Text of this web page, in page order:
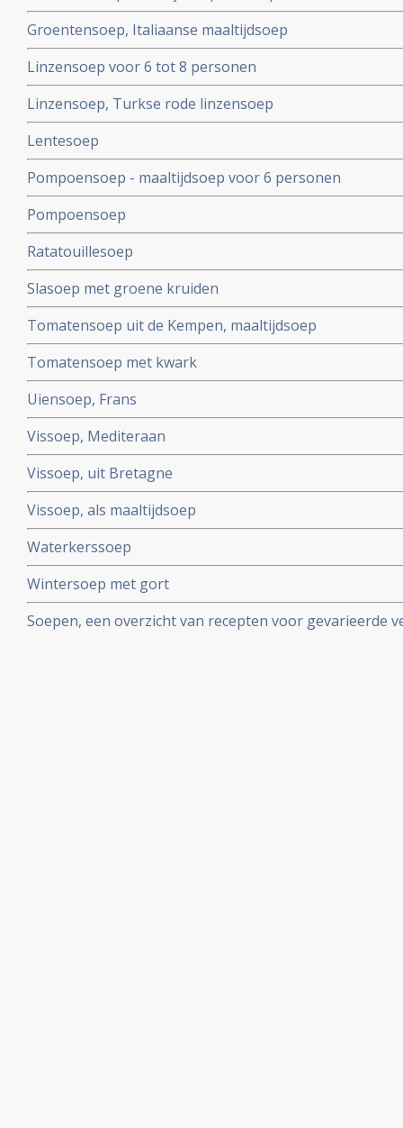
Groentensoep, Italiaanse maaltijdsoep
Linzensoep voor 6 tot 8 personen
Linzensoep, Turkse rode linzensoep
Lentesoep
Pompoensoep - maaltijdsoep voor 6 personen
Pompoensoep
Ratatouillesoep
Slasoep met groene kruiden
Tomatensoep uit de Kempen, maaltijdsoep
Tomatensoep met kwark
Uiensoep, Frans
Vissoep, Mediteraan
Vissoep, uit Bretagne
Vissoep, als maaltijdsoep
Waterkerssoep
Wintersoep met gort
Soepen, een overzicht van recepten voor gevarieerde